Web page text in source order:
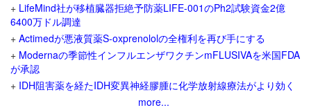
+ LifeMind社が移植臓器拒絶予防薬LIFE-001のPh2試験資金2億
6400万ドル調達
+ Actimedが悪液質薬S-oxprenololの全権利を再び手にする
+ Modernaの季節性インフルエンザワクチンmFLUSIVAを米国FDA
が承認
+ IDH阻害薬を経たIDH変異神経膠腫に化学放射線療法がより効く
more...